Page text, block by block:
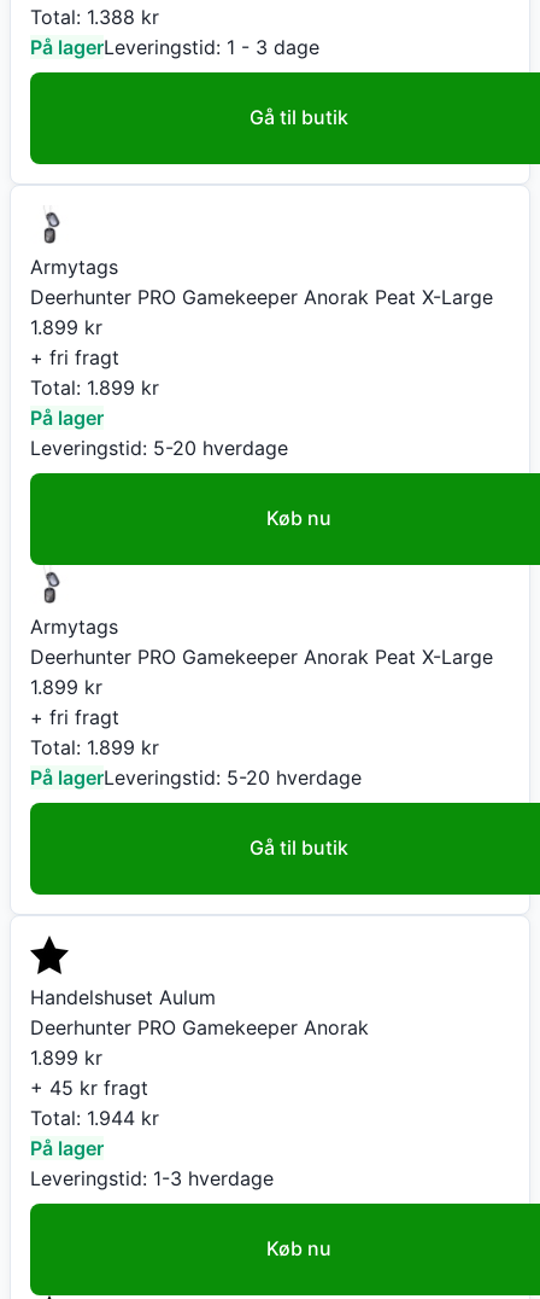
Total: 1.388 kr
På lagerLeveringstid: 1 - 3 dage
Gå til butik
Armytags
Deerhunter PRO Gamekeeper Anorak Peat X-Large
1.899 kr
+ fri fragt
Total: 1.899 kr
På lager
Leveringstid: 5-20 hverdage
Køb nu
Armytags
Deerhunter PRO Gamekeeper Anorak Peat X-Large
1.899 kr
+ fri fragt
Total: 1.899 kr
På lagerLeveringstid: 5-20 hverdage
Gå til butik
Handelshuset Aulum
Deerhunter PRO Gamekeeper Anorak
1.899 kr
+ 45 kr fragt
Total: 1.944 kr
På lager
Leveringstid: 1-3 hverdage
Køb nu